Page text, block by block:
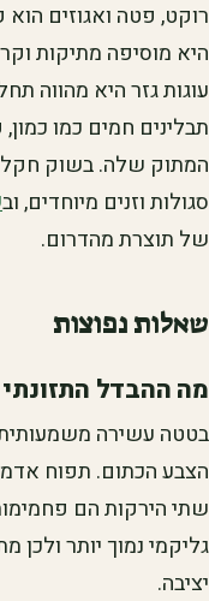
רוקט, פטה ואגוזים
היא מוסיפה מתיקות
עוגות גזר היא מהווה
תבלינים חמים כמו
המתוק שלה. בשוק
סגולות וזנים מיוחדים, וב
של תוצרת מהדרום.
שאלות נפוצות
מה ההבדל
שתי הירקות הם
גליקמי נמוך יותר
יציבה.